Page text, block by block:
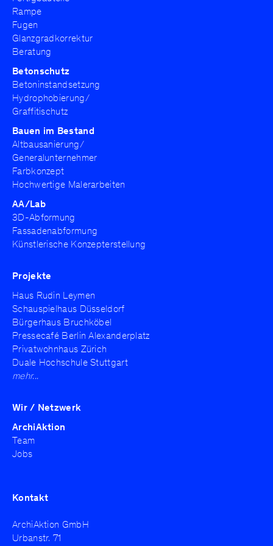
Kontakt
Impressum
Datenschutz
Referenzhinweise
Rampe
Fugen
Glanzgradkorrektur
Beratung
Betonschutz
Betoninstandsetzung
Hydrophobierung/
Graffitischutz
Bauen im Bestand
Altbausanierung/
Generalunternehmer
Farbkonzept
Hochwertige Malerarbeiten
AA/Lab
3D-Abformung
Fassadenabformung
Künstlerische Konzepterstellung
Projekte
Haus Rudin Leymen
Schauspielhaus Düsseldorf
Bürgerhaus Bruchköbel
Pressecafé Berlin Alexanderplatz
Privatwohnhaus Zürich
Duale Hochschule Stuttgart
mehr...
Wir / Netzwerk
ArchiAktion
Team
Jobs
Kontakt
ArchiAktion GmbH
Urbanstr. 71